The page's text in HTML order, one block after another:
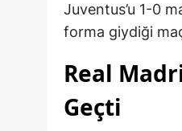
Juventus’u 1-0
forma giydiği
Real
Geçti